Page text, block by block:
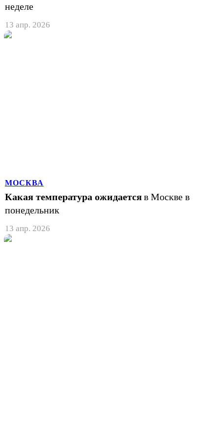
неделе
13 апр. 2026
МОСКВА
Какая температура ожидаетсяв Москве в
понедельник
13 апр. 2026